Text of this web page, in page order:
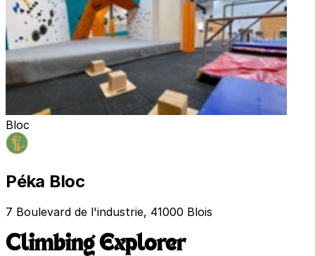
Bloc
Péka Bloc
7 Boulevard de l'industrie, 41000 Blois
Climbing Explorer